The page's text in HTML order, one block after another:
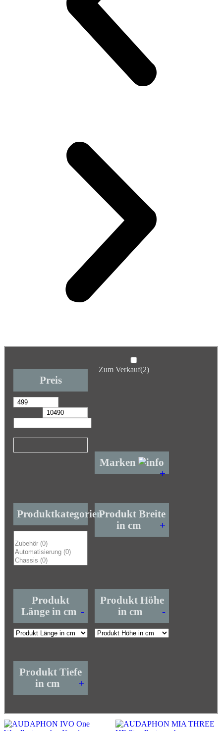
Preis
Zum Verkauf(2)
Marken
+
ProduktkategorienProdukt Breite
in cm
+
Produkt
Länge in cm -
Produkt Höhe
in cm
-
Produkt Tiefe
in cm
+